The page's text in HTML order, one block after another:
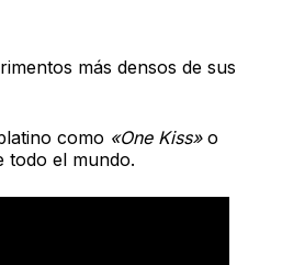
más densos de sus
como «One Kiss»o
todo el mundo.